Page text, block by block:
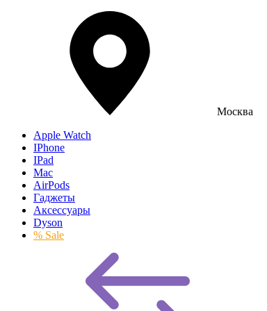
Москва
Apple Watch
IPhone
IPad
Mac
AirPods
Гаджеты
Аксессуары
Dyson
% Sale